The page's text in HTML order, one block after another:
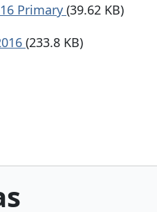
Primary (39.62 KB)
(233.8 KB)